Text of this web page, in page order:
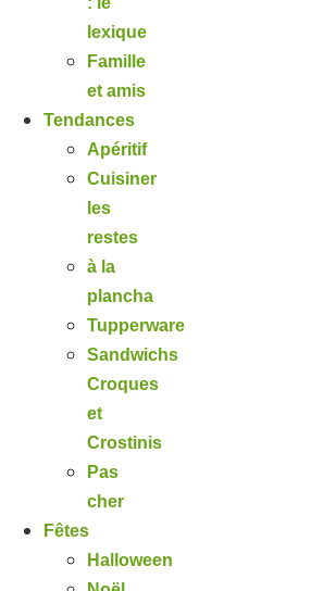
lexique
Famille
et amis
Tendances
Apéritif
Cuisiner
les
restes
à la
plancha
Tupperware
Sandwichs
Croques
et
Crostinis
Pas
cher
Fêtes
Halloween